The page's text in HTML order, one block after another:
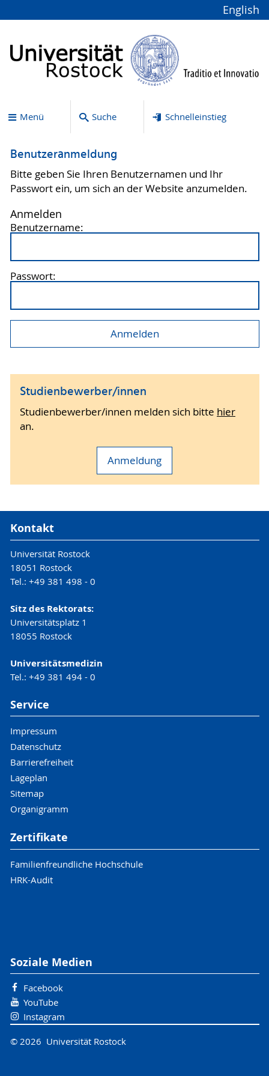
English
Menü Suche Schnelleinstieg
Benutzeranmeldung
Bitte geben Sie Ihren Benutzernamen und Ihr
Passwort ein, um sich an der Website anzumelden.
Anmelden
Benutzername:
Passwort:
Studienbewerber/innen
Studienbewerber/innen melden sich bitte hier
an.
Anmeldung
Kontakt
Universität Rostock
18051 Rostock
Tel.: +49 381 498 - 0
Sitz des Rektorats:
Universitätsplatz 1
18055 Rostock
Universitätsmedizin
Tel.: +49 381 494 - 0
Service
Impressum
Datenschutz
Barrierefreiheit
Lageplan
Sitemap
Organigramm
Zertifikate
Familienfreundliche Hochschule
HRK-Audit
Soziale Medien
Facebook
YouTube
Instagram
© 2026 Universität Rostock